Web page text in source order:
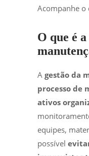
Acompanhe o
O que é
A gestão da
processo de
ativos
equipes,
possível